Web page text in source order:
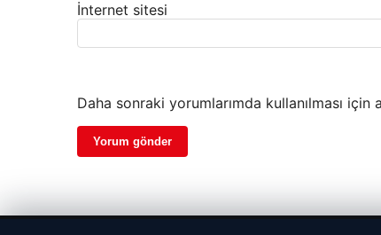
İnternet sitesi
Daha sonraki yorumlarımda kullanılması